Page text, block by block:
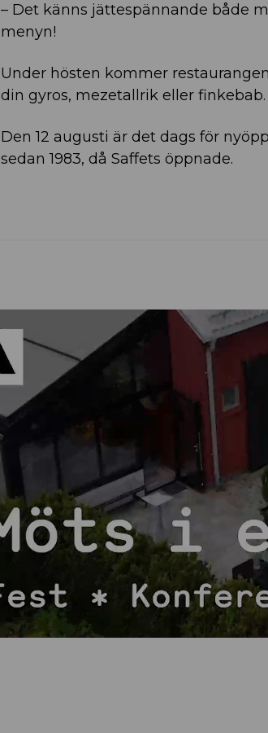
– Det känns jättespännande både
menyn!
Under hösten kommer
din gyros, mezetallrik eller finkebab.
Den 12 augusti är det dags för
sedan 1983, då Saffets öppnade.